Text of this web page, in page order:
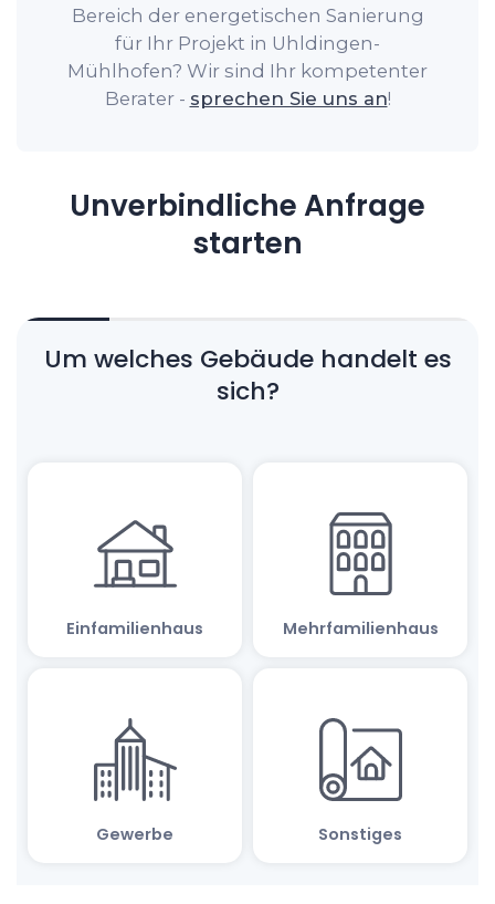
Bereich der energetischen Sanierung
für Ihr Projekt in Uhldingen-
Mühlhofen? Wir sind Ihr kompetenter
Berater - sprechen Sie uns an!
Unverbindliche Anfrage
starten